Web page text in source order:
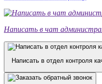
Написать в чат
Написать в отдел контроля